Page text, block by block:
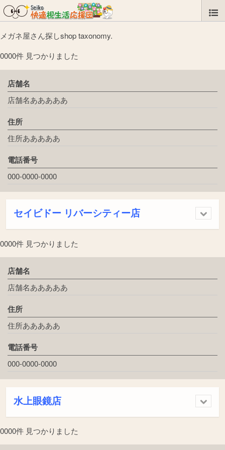
メガネ屋さん探しshop taxonomy.
0000件 見つかりました
店舗名
店舗名あああああ
住所
住所あああああ
電話番号
000-0000-0000
セイビドー リバーシティー店
0000件 見つかりました
店舗名
店舗名あああああ
住所
住所あああああ
電話番号
000-0000-0000
水上眼鏡店
0000件 見つかりました